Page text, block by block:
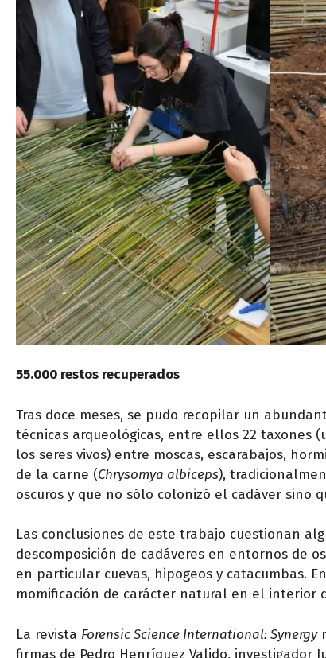
55.000 restos recuperados
Tras doce meses, se pudo recopilar un
técnicas arqueológicas, entre ellos 22 taxones
los seres vivos) entre moscas, escarabajos,
de la carne (Chrysomya albiceps),
oscuros y que no sólo colonizó el cadáver sino
Las conclusiones de este trabajo cuestionan
descomposición de cadáveres en entornos de
en particular cuevas, hipogeos y catacumbas.
momificación de carácter natural en el interior
La revista Forensic Science International: Synergy
firmas de Pedro Henríquez Valido, investigador